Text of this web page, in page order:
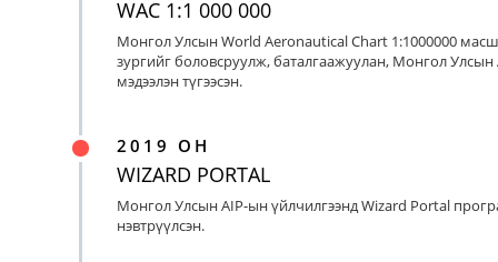
WAC 1:1 000 000
Монгол Улсын World Aeronautical Chart 1:1000000
зургийг боловсруулж, баталгаажуулан, Монгол Улсын
мэдээлэн түгээсэн.
2019 ОН
WIZARD PORTAL
Монгол Улсын AIP-ын үйлчилгээнд Wizard Portal
нэвтрүүлсэн.